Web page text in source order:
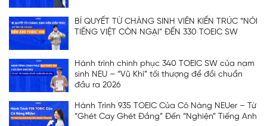
BÍ QUYẾT TỪ CHÀNG SINH VIÊN KIẾN TRÚC “NÓI
TIẾNG VIỆT CÒN NGẠI” ĐẾN 330 TOEIC SW
Hành trình chinh phục 340 TOEIC SW của nam
sinh NEU – “Vũ Khí” tối thượng để đổi chuẩn
đầu ra 2026
Hành Trình 935 TOEIC Của Cô Nàng NEUer – Từ
“Ghét Cay Ghét Đắng” Đến “Nghiện” Tiếng Anh
ĐĂNG KÝ TƯ VẤN